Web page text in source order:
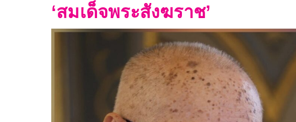
‘สมเด็จพระสังฆราช’​